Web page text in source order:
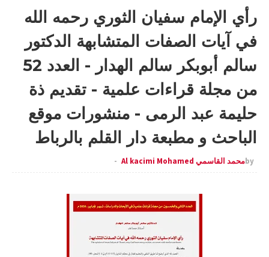
رأي الإمام سفيان الثوري رحمه الله
في آيات الصفات المتشابهة الدكتور
سالم أبوبكر سالم الهدار - العدد 52
من مجلة قراءات علمية - تقديم ذة
حليمة عبد الرمى - منشورات موقع
الباحث و مطبعة دار القلم بالرباط
byمحمد القاسمي Al kacimi Mohamed